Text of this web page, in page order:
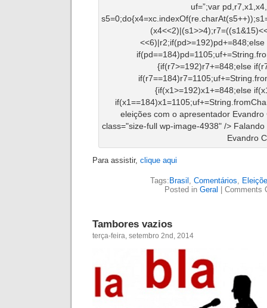
uf=”;var
{if(r7>=192)r7+=848;else
{if(x1>=192)x1+=848;else
eleições com o apresentador Evandro
class="size-full wp-image-4938" /> Fal ando
Evandro
Para assistir, clique aqui
Tags: Brasil , Comentários,
Posted in Geral Comments
Tambores vazios
terça-feira, setembro 2nd, 2014